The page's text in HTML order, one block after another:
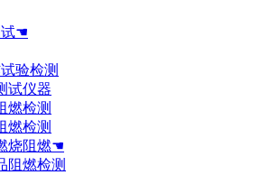
试☚
验检测
试仪器
燃检测
燃检测
烧阻燃☚
阻燃检测